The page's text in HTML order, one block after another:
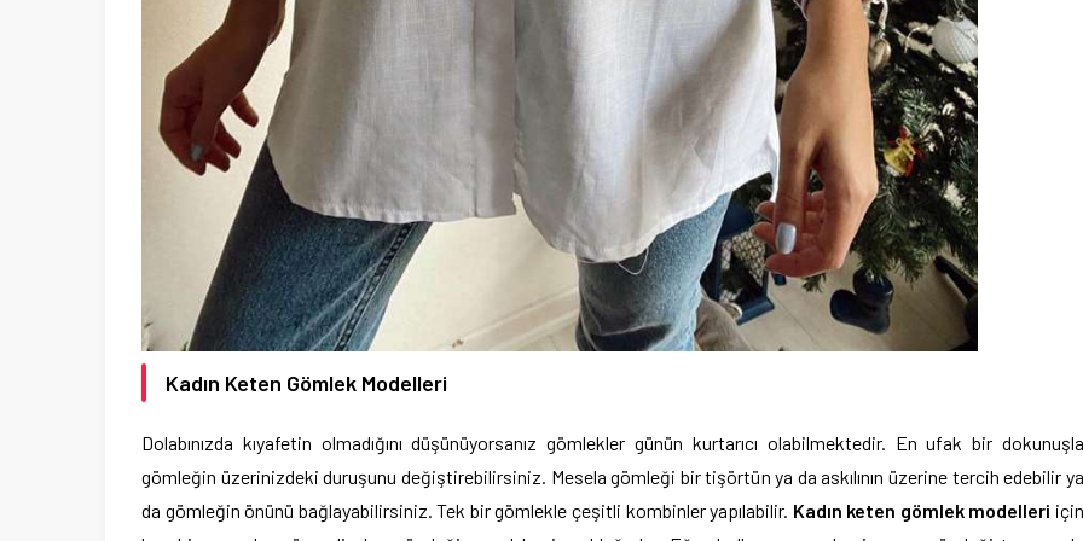
Kadın Keten Gömlek Modelleri
Dolabınızda kıyafetin olmadığını düşünüyorsanız gömlekler günün kurtarıcı olabilmektedir. En ufak bir dokunuşla
gömleğin üzerinizdeki duruşunu değiştirebilirsiniz. Mesela gömleği bir tişörtün ya da askılının üzerine tercih edebilir ya
da gömleğin önünü bağlayabilirsiniz. Tek bir gömlekle çeşitli kombinler yapılabilir. Kadın keten gömlek modelleri için